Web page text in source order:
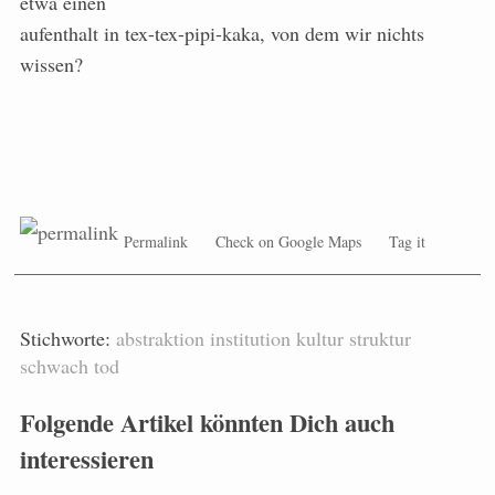
aufenthalt in tex-tex-pipi-kaka, von dem wir nichts
wissen?
Permalink Check on Google Maps Tag it
Stichworte: abstraktion institution kultur struktur
schwach tod
Folgende Artikel könnten Dich auch
interessieren